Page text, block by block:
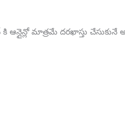
ఆన్లైన్లో మాత్రమే దరఖాస్తు